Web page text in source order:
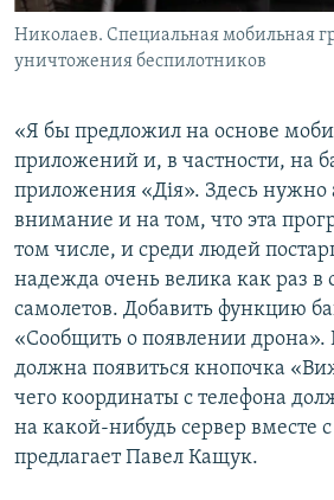
Николаев. Cпециальная мобильная
уничтожения беспилотников
«Я бы предложил на основе
приложений и, в частности, на
приложения «Дія». Здесь нужно
внимание и на том, что эта
том числе, и среди людей
надежда очень велика как раз
самолетов. Добавить функцию
«Сообщить о появлении дрона».
должна появиться кнопочка
чего координаты с телефона
на какой-нибудь сервер вместе
предлагает Павел Кащук.